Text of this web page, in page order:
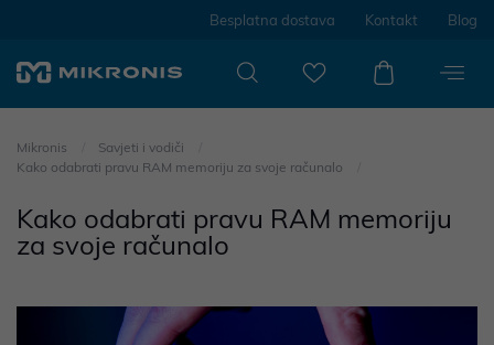
Besplatna dostava Kontakt Blog
Mikronis
Savjeti i vodiči
Kako odabrati pravu RAM memoriju za svoje računalo
Kako odabrati pravu RAM memoriju
za svoje računalo